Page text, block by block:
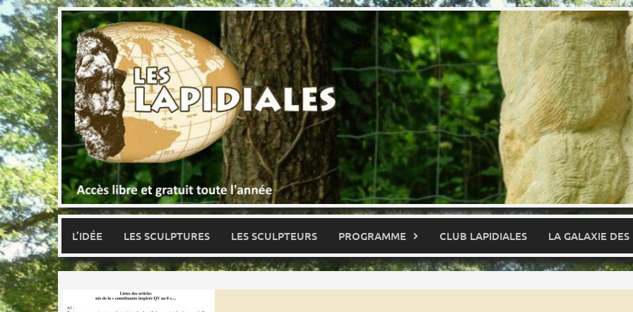
Skip
to
content
L’IDÉE LES SCULPTURES LES SCULPTEURS PROGRAMME CLUB LAPIDIALES LA GALAXIE DES